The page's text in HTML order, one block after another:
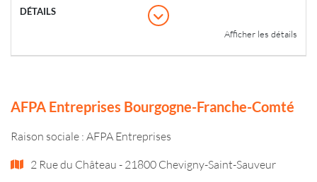
Afficher les détails
AFPA Entreprises Bourgogne-Franche-Comté
Raison sociale : AFPA Entreprises
2 Rue du Château - 21800 Chevigny-Saint-Sauveur